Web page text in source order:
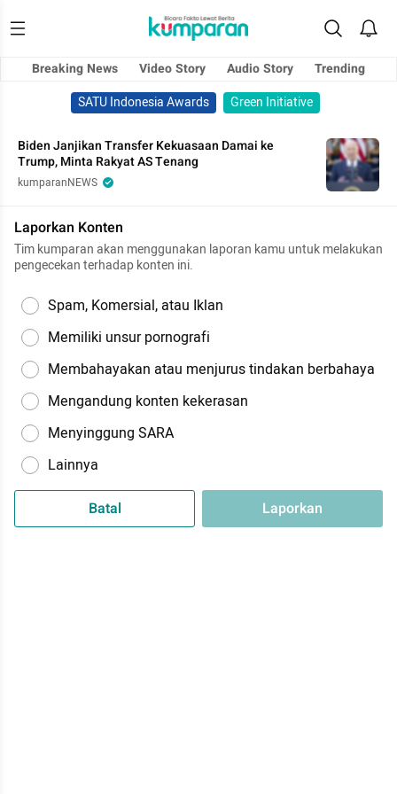
Breaking News Video Story Audio Story
Trending
SATU Indonesia Awards
Green Initiative
Biden Janjikan Transfer Kekuasaan Damai ke
Trump, Minta Rakyat AS Tenang
kumparanNEWS
Laporkan Konten
Tim kumparan akan menggunakan laporan kamu untuk melakukan
pengecekan terhadap konten ini.
Spam, Komersial, atau Iklan
Memiliki unsur pornografi
Membahayakan atau menjurus tindakan berbahaya
Mengandung konten kekerasan
Menyinggung SARA
Lainnya
Batal Laporkan